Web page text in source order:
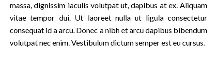
massa, dignissim iaculis volutpat ut, dapibus at ex. Aliquam
vitae tempor dui. Ut laoreet nulla ut ligula consectetur
consequat id a arcu. Donec a nibh et arcu dapibus bibendum
volutpat nec enim. Vestibulum dictum semper est eu cursus.